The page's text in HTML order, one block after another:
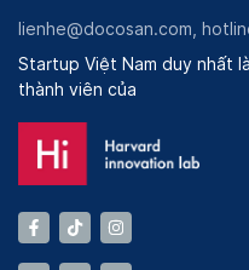
lienhe@docosan.com,
Startup Việt Nam duy nhất là
thành viên của